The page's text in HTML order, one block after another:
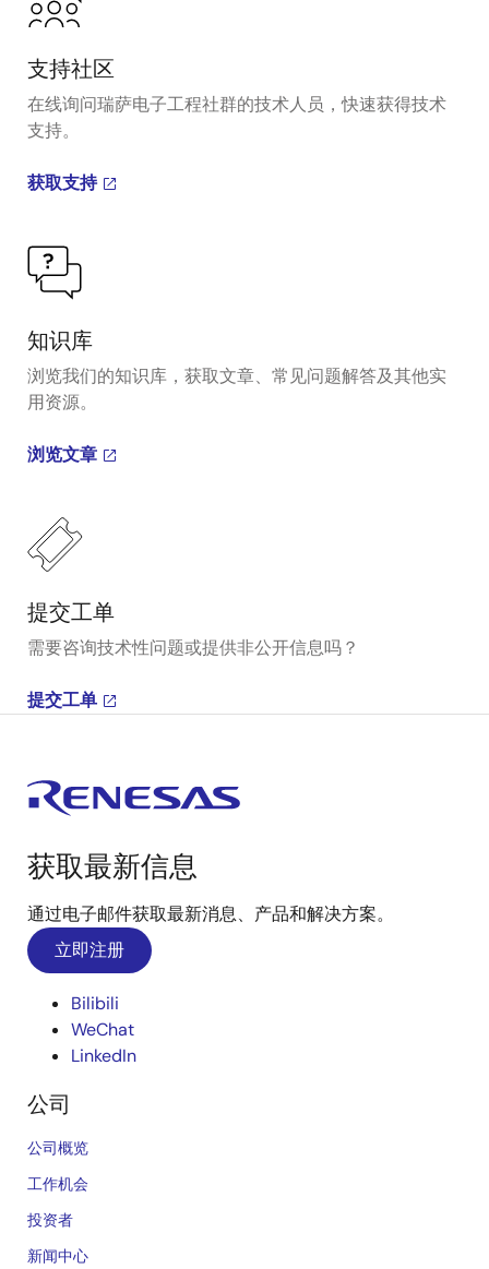
支持社区
在线询问瑞萨电子工程社群的技术人员，快速获得技术
支持。
获取支持
知识库
浏览我们的知识库，获取文章、常见问题解答及其他实
用资源。
浏览文章
提交工单
需要咨询技术性问题或提供非公开信息吗？
提交工单
获取最新信息
通过电子邮件获取最新消息、产品和解决方案。
立即注册
Bilibili
WeChat
LinkedIn
公司
公司概览
工作机会
投资者
新闻中心